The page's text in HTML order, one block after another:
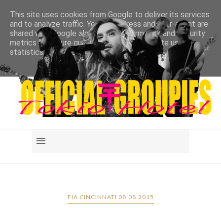
FIA CINCINNATI 08.08.2015
This site uses cookies from Google to deliver its services
and to analyze traffic. Your IP address and user-agent are
shared with Google along with performance and security
metrics to ensure quality of service, generate usage
statistics, and to detect and address abuse.
LEARN MORE GOT IT